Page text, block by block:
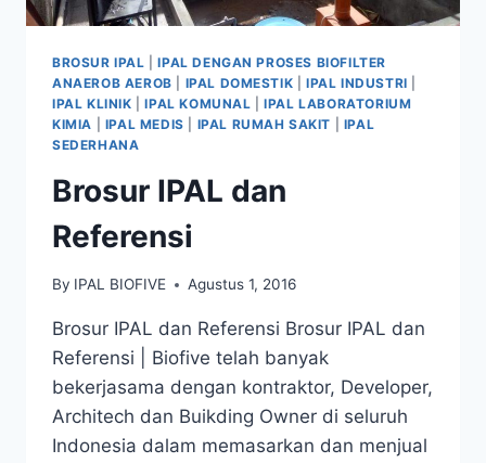
BROSUR IPAL |IPAL DENGAN PROSES BIOFILTER
ANAEROB AEROB
IPAL DOMESTIK |IPAL INDUSTRI
IPAL KLINIK |IPAL KOMUNAL |IPAL LABORATORIUM
KIMIA
IPAL MEDIS IPAL RUMAH SAKIT
IPAL
SEDERHANA
Brosur IPAL dan
Referensi
By IPAL BIOFIVE Agustus 1, 2016
Brosur IPAL dan Referensi Brosur IPAL dan
Referensi | Biofive telah banyak
bekerjasama dengan kontraktor, Developer,
Architech dan Buikding Owner di seluruh
Indonesia dalam memasarkan dan menjual